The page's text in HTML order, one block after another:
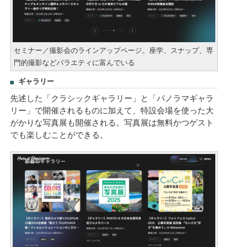
セミナー／撮影会のラインアップページ。座学、スナップ、専
門的撮影などバラエティに富んでいる
ギャラリー
先述した「クラシックギャラリー」と「パノラマギャラ
リー」で開催されるものに加えて、特設会場を使った大
がかりな写真展も開催される。写真展は無料かつゲスト
でも楽しむことができる。